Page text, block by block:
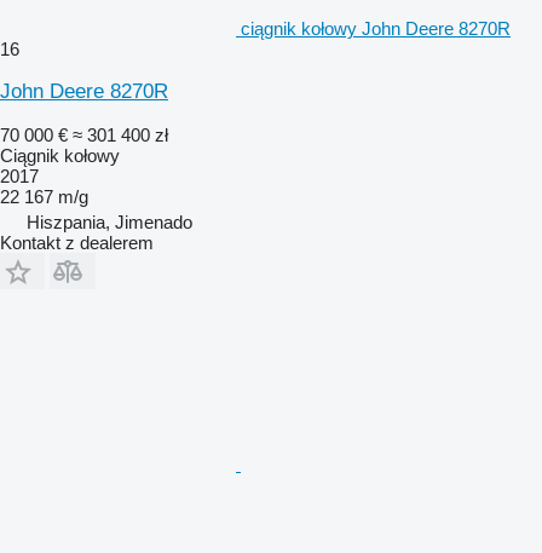
ciągnik kołowy John Deere 8270R
16
John Deere 8270R
70 000 € ≈ 301 400 zł
Ciągnik kołowy
2017
22 167 m/g
Hiszpania, Jimenado
Kontakt z dealerem